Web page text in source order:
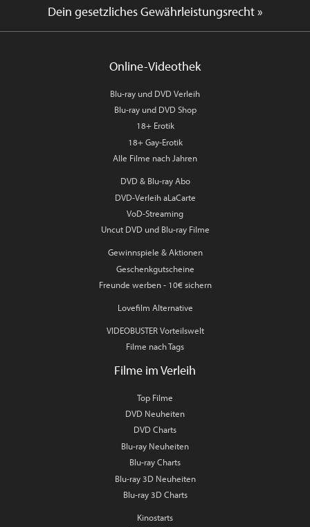
Dein gesetzliches Gewährleistungsrecht »
Online-Videothek
Blu-ray und DVD Verleih
Blu-ray und DVD Shop
18+ Erotik
18+ Gay-Erotik
Alle Filme nach Jahren
DVD & Blu-ray Abo
DVD-Verleih aLaCarte
VoD-Streaming
Uncut DVD und Blu-ray Filme
Gewinnspiele & Aktionen
Geschenkgutscheine
Freunde werben - 10€ sichern
Lovefilm Alternative
VIDEOBUSTER Vorteilswelt
Filme nach Tags
Filme im Verleih
Top Filme
DVD Neuheiten
DVD Charts
Blu-ray Neuheiten
Blu-ray Charts
Blu-ray 3D Neuheiten
Blu-ray 3D Charts
Kinostarts